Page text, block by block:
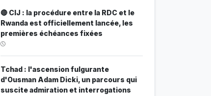
🔴 CIJ : la procédure entre la RDC et le
Rwanda est officiellement lancée, les
premières échéances fixées
Tchad : l'ascension fulgurante
d'Ousman Adam Dicki, un parcours qui
suscite admiration et interrogations